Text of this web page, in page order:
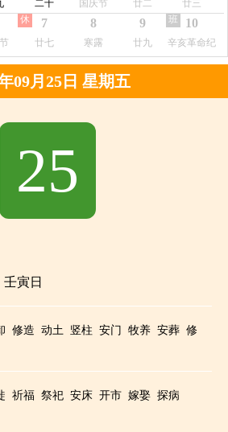
二十 国庆节 廿二 廿三
7
廿七
休 8
寒露
9
廿九
10
辛亥革命纪
念日
班
09月25日 星期五
25
寅日
修造 动土 竖柱 安门 牧养 安葬 修
祈福 祭祀 安床 开市 嫁娶 探病